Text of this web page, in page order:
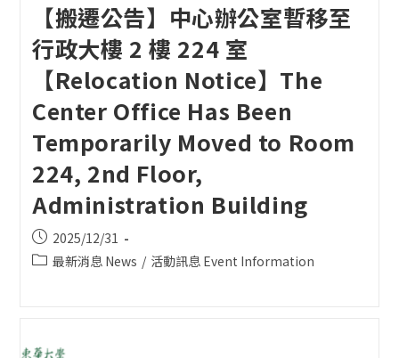
【搬遷公告】中心辦公室暫移至
行政大樓 2 樓 224 室
【Relocation Notice】The
Center Office Has Been
Temporarily Moved to Room
224, 2nd Floor,
Administration Building
Post
published:
2025/12/31
Post最新消息 News / 活動訊息 Event Information